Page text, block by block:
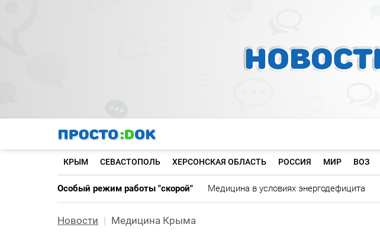
КРЫМ СЕВАСТОПОЛЬ ХЕРСОНСКАЯ ОБЛАСТЬ РОССИЯ МИР ВОЗ
Особый режим работы "скорой" Медицина в условиях энергодефицита
Новости Медицина Крыма